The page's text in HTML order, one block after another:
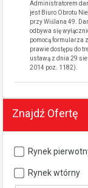
Administratorem
jest Biuro Obrotu
przy Wiślana 49.
odbywa się
pomocą formularza
prawie dostępu do
ustawą z dnia 29
2014 poz. 1182).
Znajdź Ofertę
Rynek
Rynek wtórny